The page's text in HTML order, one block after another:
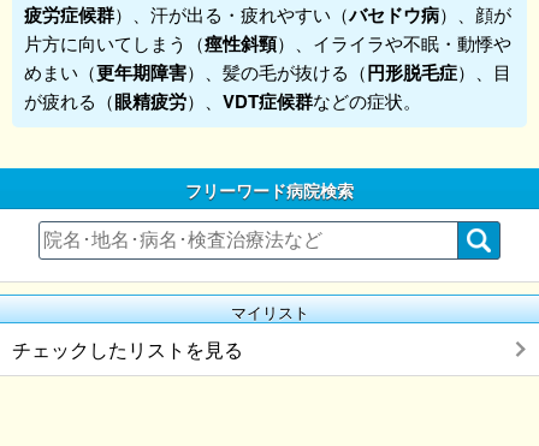
疲労症候群）、汗が出る・疲れやすい（バセドウ病）、顔が
片方に向いてしまう（痙性斜頸）、イライラや不眠・動悸や
めまい（更年期障害）、髪の毛が抜ける（円形脱毛症）、目
が疲れる（眼精疲労）、 VDT症候群などの症状。
フリーワード病院検索
マイリスト
チェックしたリストを見る